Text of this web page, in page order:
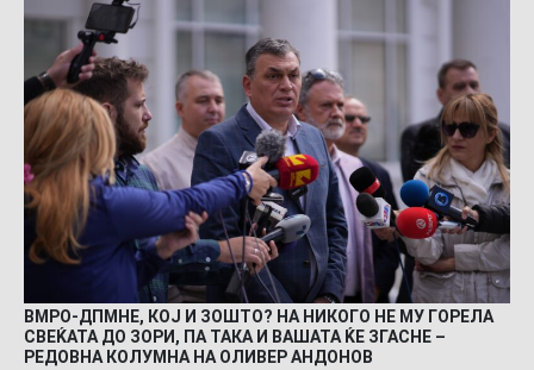
ВМРО-ДПМНЕ, КОЈ И ЗОШТО? НА НИКОГО НЕ МУ ГОРЕЛА
СВЕЌАТА ДО ЗОРИ, ПА ТАКА И ВАШАТА ЌЕ ЗГАСНЕ –
РЕДОВНА КОЛУМНА НА ОЛИВЕР АНДОНОВ